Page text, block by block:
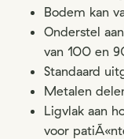
Bodem kan
Onderstel
van 100 en
Standaard
Metalen
Ligvlak aan
voor